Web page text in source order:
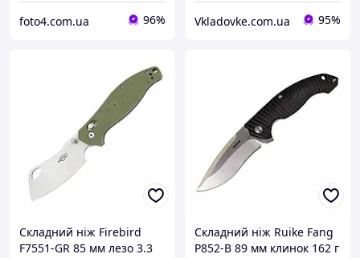
foto4.com.ua 96% Vkladovke.com.ua 95%
Складний ніж Firebird
F7551-GR 85 мм лезо 3.3
Складний ніж Ruike Fang
P852-B 89 мм клинок 162 г